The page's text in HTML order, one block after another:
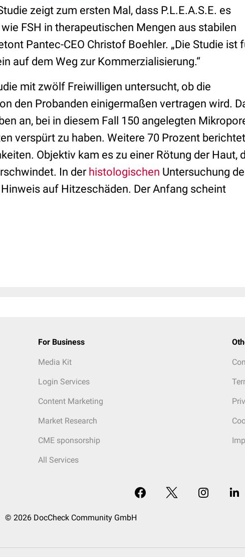
zeigt zum ersten Mal, dass P.L.E.A.S.E. es
FSH in therapeutischen Mengen aus stabilen
Pantec-CEO Christof Boehler. „Die Studie ist
auf dem Weg zur Kommerzialisierung.“
mit zwölf Freiwilligen untersucht, ob die
den Probanden einigermaßen vertragen wird.
an, bei in diesem Fall 150 angelegten
verspürt zu haben. Weitere 70 Prozent
Objektiv kam es zu einer Rötung der Haut,
In der histologischen Untersuchung
auf Hitzeschäden. Der Anfang scheint
For Business
Media Kit
Login Services
Content Marketing
Market Research
CME sponsorship
All Services
© 2026 DocCheck Community GmbH